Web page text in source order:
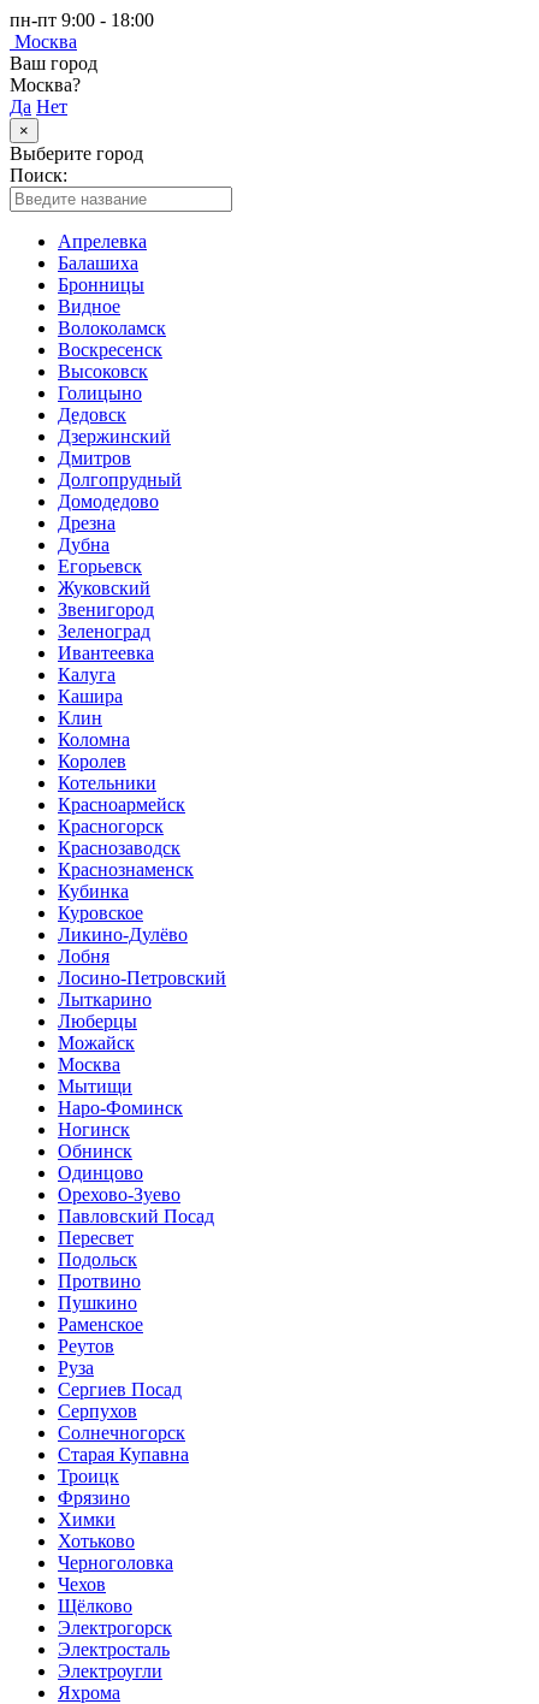
пн-пт 9:00 - 18:00
Москва
Ваш город
Москва?
Да Нет
×
Выберите город
Поиск:
Апрелевка
Балашиха
Бронницы
Видное
Волоколамск
Воскресенск
Высоковск
Голицыно
Дедовск
Дзержинский
Дмитров
Долгопрудный
Домодедово
Дрезна
Дубна
Егорьевск
Жуковский
Звенигород
Зеленоград
Ивантеевка
Калуга
Кашира
Клин
Коломна
Королев
Котельники
Красноармейск
Красногорск
Краснозаводск
Краснознаменск
Кубинка
Куровское
Ликино-Дулёво
Лобня
Лосино-Петровский
Лыткарино
Люберцы
Можайск
Москва
Мытищи
Наро-Фоминск
Ногинск
Обнинск
Одинцово
Орехово-Зуево
Павловский Посад
Пересвет
Подольск
Протвино
Пушкино
Раменское
Реутов
Руза
Сергиев Посад
Серпухов
Солнечногорск
Старая Купавна
Троицк
Фрязино
Химки
Хотьково
Черноголовка
Чехов
Щёлково
Электрогорск
Электросталь
Электроугли
Яхрома